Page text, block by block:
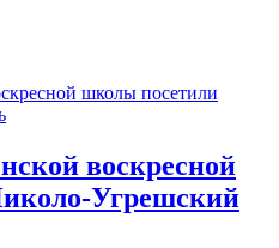
воскресной
Угрешский